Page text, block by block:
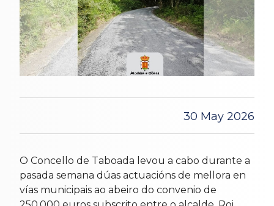
30 May 2026
O Concello de Taboada levou a cabo durante a
pasada semana dúas actuacións de mellora en
vías municipais ao abeiro do convenio de